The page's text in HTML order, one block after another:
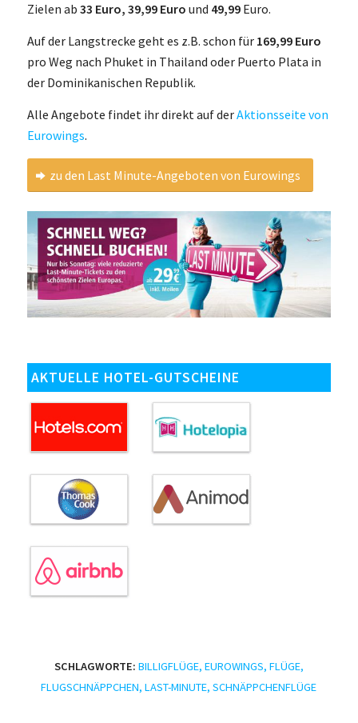
Zielen ab 33 Euro, 39,99 Euro und 49,99Euro.
Auf der Langstrecke geht es z.B. schon für 169,99 Euro
pro Weg nach Phuket in Thailand oder Puerto Plata in
der Dominikanischen Republik.
Alle Angebote findet ihr direkt auf derAktionsseite von
Eurowings.
zu den Last Minute-Angeboten von Eurowings
AKTUELLE HOTEL-GUTSCHEINE
SCHLAGWORTE: BILLIGFLÜGE, EUROWINGS, FLÜGE,
FLUGSCHNÄPPCHEN,LAST-MINUTE,SCHNÄPPCHENFLÜGE